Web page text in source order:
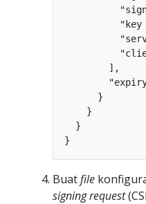
"key
        ],
      }
    }
  }
Buatfile
signing request